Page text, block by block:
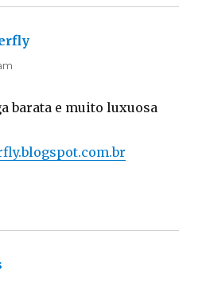
barata e muito luxuosa